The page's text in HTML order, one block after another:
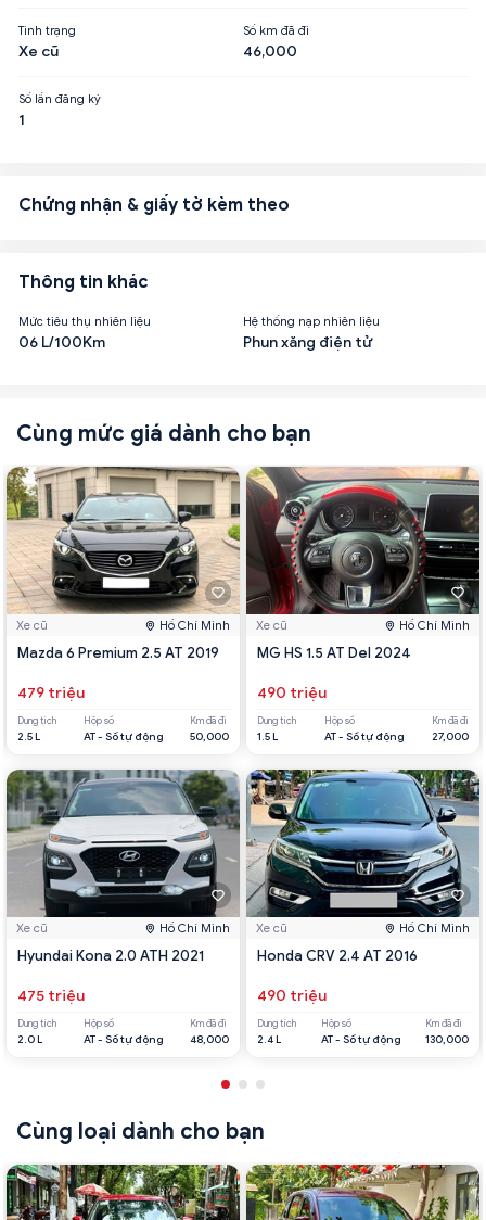
Tình trạng
Xe cũ
Số km đã đi
46,000
Số lần đăng ký
1
Chứng nhận & giấy tờ kèm theo
Thông tin khác
Mức tiêu thụ nhiên liệu
06 L/100Km
Hệ thống nạp nhiên liệu
Phun xăng điện tử
Cùng mức giá dành cho bạn
Xe cũ Hồ Chí Minh
Mazda 6 Premium 2.5 AT 2019
479 triệu
Dung tích
2.5 L
Hộp số
AT - Số tự động
Km đã đi
50,000
Xe cũ Hồ Chí Minh
Hyundai Kona 2.0 ATH 2021
475 triệu
Dung tích
2.0 L
Hộp số
AT - Số tự động
Km đã đi
48,000
Xe cũ Hồ Chí Minh
MG HS 1.5 AT Del 2024
490 triệu
Dung tích
1.5 L
Hộp số
AT - Số tự động
Km đã đi
27,000
Xe cũ Hồ Chí Minh
Honda CRV 2.4 AT 2016
490 triệu
Dung tích
2.4 L
Hộp số
AT - Số tự động
Km đã đi
130,000
Cùng loại dành cho bạn